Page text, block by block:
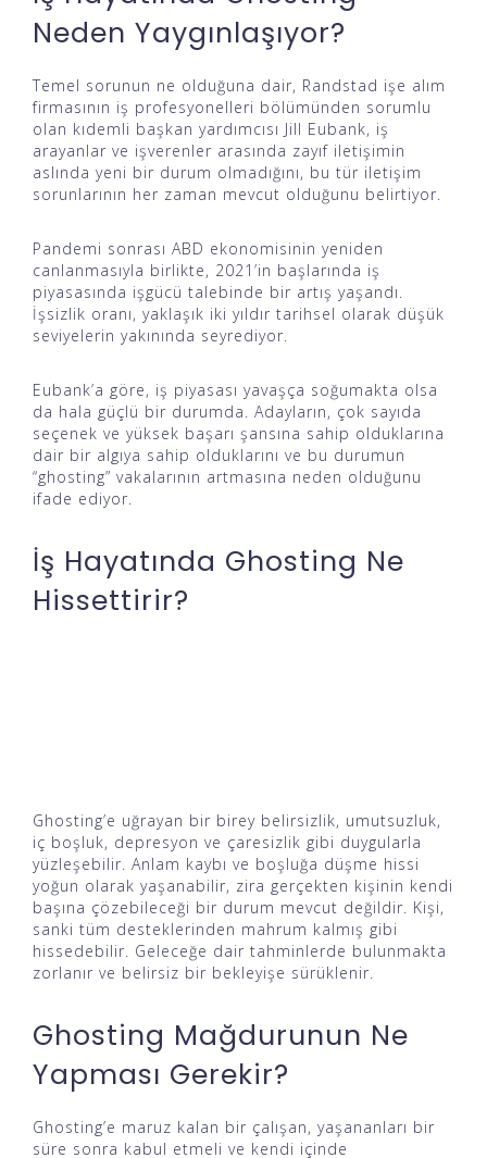
Neden Yaygınlaşıyor?
Temel sorunun ne olduğuna dair, Randstad işe alım
firmasının iş profesyonelleri bölümünden sorumlu
olan kıdemli başkan yardımcısı Jill Eubank, iş
arayanlar ve işverenler arasında zayıf iletişimin
aslında yeni bir durum olmadığını, bu tür iletişim
sorunlarının her zaman mevcut olduğunu belirtiyor.
Pandemi sonrası ABD ekonomisinin yeniden
canlanmasıyla birlikte, 2021’in başlarında iş
piyasasında işgücü talebinde bir artış yaşandı.
İşsizlik oranı, yaklaşık iki yıldır tarihsel olarak düşük
seviyelerin yakınında seyrediyor.
Eubank’a göre, iş piyasası yavaşça soğumakta olsa
da hala güçlü bir durumda. Adayların, çok sayıda
seçenek ve yüksek başarı şansına sahip olduklarına
dair bir algıya sahip olduklarını ve bu durumun
“ghosting” vakalarının artmasına neden olduğunu
ifade ediyor.
İş Hayatında Ghosting Ne
Hissettirir?
Ghosting’e uğrayan bir birey belirsizlik, umutsuzluk,
iç boşluk, depresyon ve çaresizlik gibi duygularla
yüzleşebilir. Anlam kaybı ve boşluğa düşme hissi
yoğun olarak yaşanabilir, zira gerçekten kişinin kendi
başına çözebileceği bir durum mevcut değildir. Kişi,
sanki tüm desteklerinden mahrum kalmış gibi
hissedebilir. Geleceğe dair tahminlerde bulunmakta
zorlanır ve belirsiz bir bekleyişe sürüklenir.
Ghosting Mağdurunun Ne
Yapması Gerekir?
Ghosting’e maruz kalan bir çalışan, yaşananları bir
süre sonra kabul etmeli ve kendi içinde